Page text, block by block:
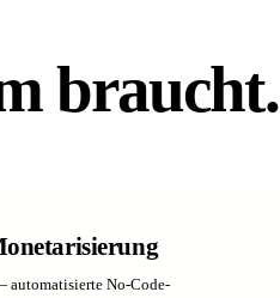
braucht.
automatisierte No-Code-